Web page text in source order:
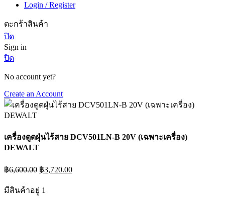
Login / Register
ตะกร้าสินค้า
ปิด
Sign in
ปิด
No account yet?
Create an Account
เครื่องดูดฝุ่นไร้สาย DCV501LN-B 20V (เฉพาะเครื่อง)
DEWALT
฿6,600.00 Original
price
was:
฿6,600.00.
฿3,720.00Current
price
มีสินค้าอยู่ 1